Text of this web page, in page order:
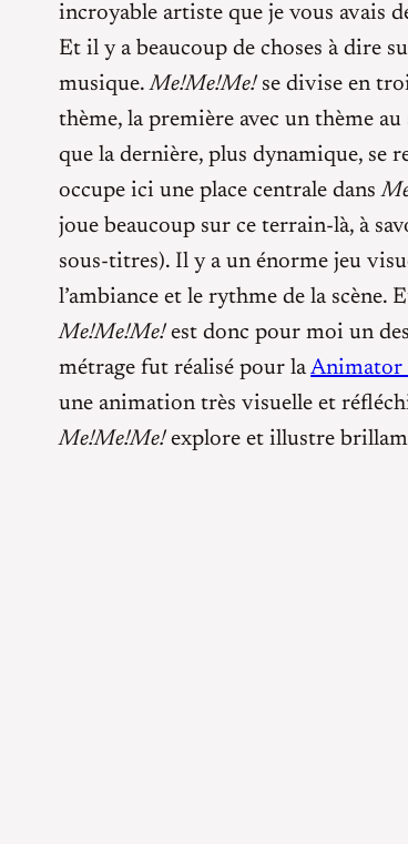
incroyable artiste que je vous avais
Et il y a beaucoup de choses à dire
musique.Me!Me!Me!se divise en
thème, la première avec un thème
que la dernière, plus dynamique, se
occupe ici une place centrale dans
joue beaucoup sur ce terrain-là, à
sous-titres). Il y a un énorme jeu
l’ambiance et le rythme de la
Me!Me!Me!est donc pour moi un des
métrage fut réalisé pour laAnimator
une animation très visuelle et
Me!Me!Me!explore et illustre